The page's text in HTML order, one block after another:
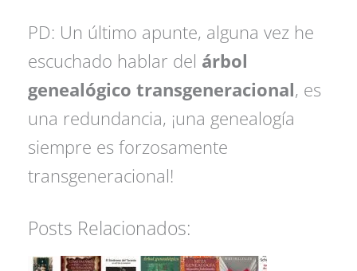
PD: Un último apunte, alguna vez he
escuchado hablar del árbol
genealógico transgeneracional, es
una redundancia, ¡una genealogía
siempre es forzosamente
transgeneracional!
Posts Relacionados: